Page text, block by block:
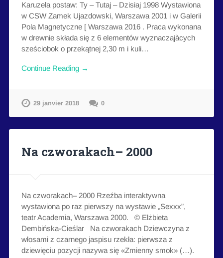
Karuzela postaw: Ty – Tutaj – Dzisiaj 1998 Wystawiona
w CSW Zamek Ujazdowski, Warszawa 2001 i w Galerii
Pola Magnetyczne [ Warszawa 2016 . Praca wykonana
w drewnie składa się z 6 elementów wyznaczajàcych
sześciobok o przekątnej 2,30 m i kuli…
Continue Reading →
29 janvier 2018 0
Na czworakach– 2000
Na czworakach– 2000 Rzeźba interaktywna
wystawiona po raz pierwszy na wystawie „Sexxx”,
teatr Academia, Warszawa 2000. © Elżbieta
Dembińska-Cieślar Na czworakach Dziewczyna z
włosami z czarnego jaspisu rzekła: pierwsza z
dziewięciu pozycji nazywa się «Zmienny smok» (…).